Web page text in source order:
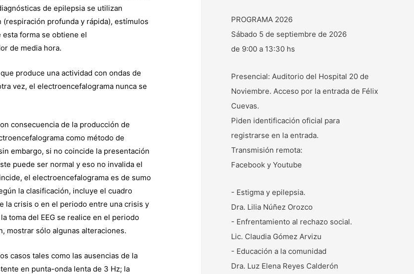
de epilepsia se utilizan
profunda y rápida), estímulos
forma se obtiene el
de media hora.
produce una actividad con ondas de
vez, el electroencefalograma nunca se
consecuencia de la producción de
como método de
embargo, si no coincide la presentación
puede ser normal y eso no invalida el
el electroencefalograma es de sumo
la clasificación, incluye el cuadro
la crisis o en el periodo entre una crisis y
toma del EEG se realice en el periodo
mostrar sólo algunas alteraciones.
casos tales como las ausencias de la
en punta-onda lenta de 3 Hz; la
PROGRAMA 2026
Sábado 5 de septiembre de 2026
de 9:00 a 13:30 hs
Presencial: Auditorio del Hospital 20 de
Noviembre. Acceso por la entrada de Félix
Cuevas.
Piden identificación oficial para
registrarse en la entrada.
Transmisión remota:
Facebook y Youtube
- Estigma y epilepsia.
Dra. Lilia Núñez Orozco
- Enfrentamiento al rechazo social.
Lic. Claudia Gómez Arvizu
- Educación a la comunidad
Dra. Luz Elena Reyes Calderón